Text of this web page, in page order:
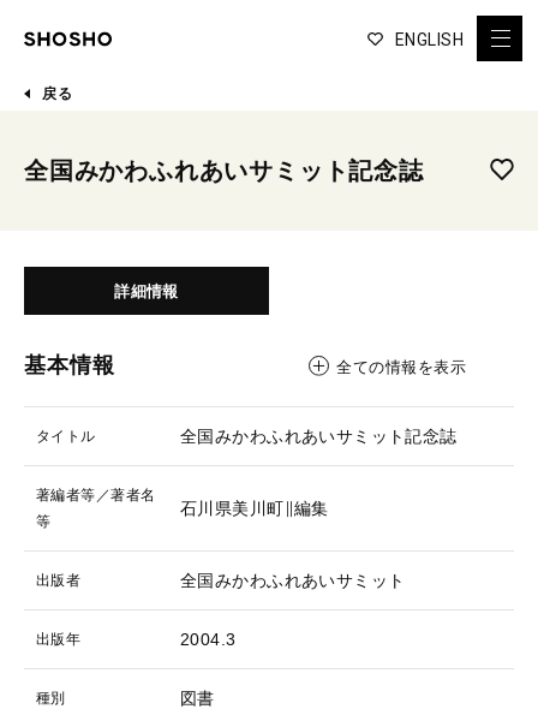
ENGLISH
戻る
全国みかわふれあいサミット記念誌
詳細情報
基本情報 全ての情報を表示
タイトル 全国みかわふれあいサミット記念誌
著編者等／著者名
等
石川県美川町∥編集
出版者 全国みかわふれあいサミット
出版年 2004.3
種別 図書